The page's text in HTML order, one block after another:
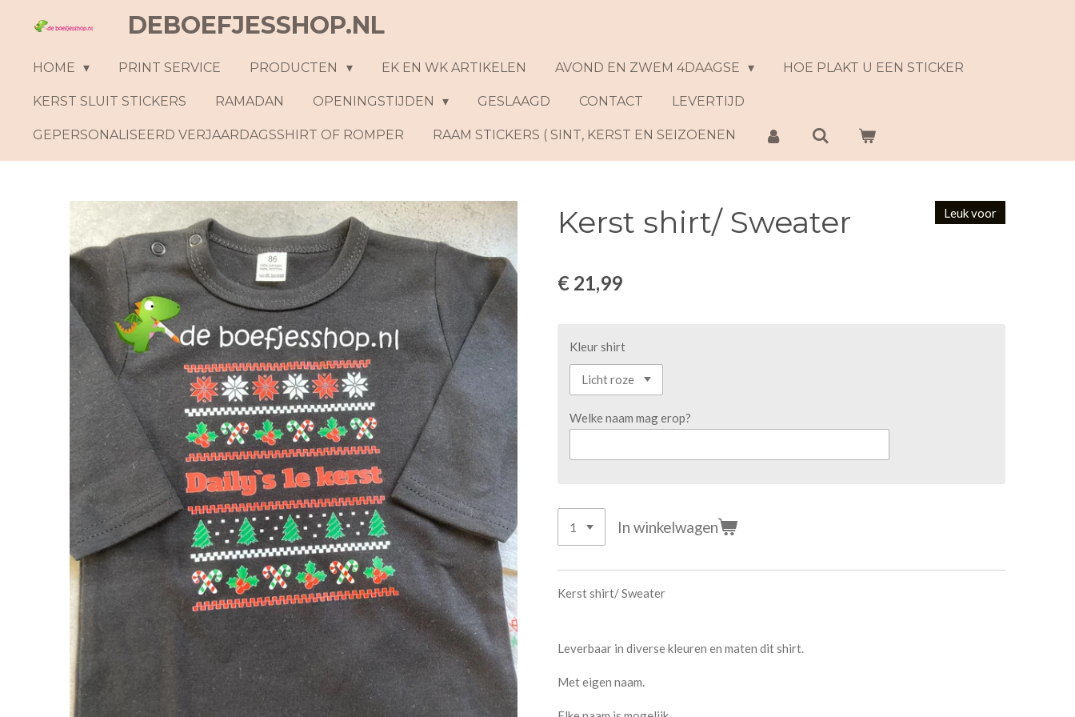
hoofdinhoud
DEBOEFJESSHOP.NL
HOME PRINT SERVICE PRODUCTEN EK EN WK ARTIKELEN AVOND EN ZWEM 4DAAGSE HOE PLAKT U EEN STICKER
KERST SLUIT STICKERS RAMADAN OPENINGSTIJDEN GESLAAGD CONTACT LEVERTIJD
GEPERSONALISEERD VERJAARDAGSSHIRT OF ROMPER RAAM STICKERS ( SINT, KERST EN SEIZOENEN
Kerst shirt/ Sweater Leuk voor
€ 21,99
Kleur shirt
Welke naam mag erop?
In winkelwagen
Kerst shirt/ Sweater
Leverbaar in diverse kleuren en maten dit shirt.
Met eigen naam.